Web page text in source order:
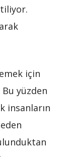
için
yüzden
insanların